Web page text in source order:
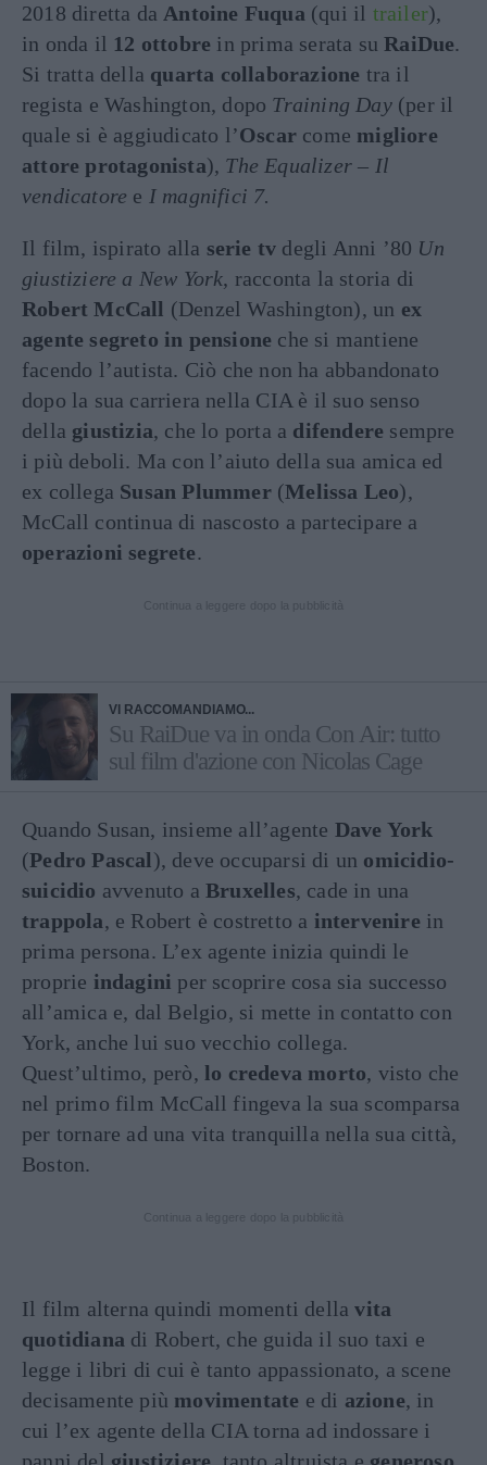
2018 diretta da Antoine Fuqua (qui il trailer),
in onda il 12 ottobre in prima serata suRaiDue.
Si tratta della quarta collaborazione tra il
regista e Washington, dopo Training Day (per il
quale si è aggiudicato l’Oscar come migliore
attore protagonista), The Equalizer – Il
vendicatore e I magnifici 7.
Il film, ispirato alla serie tv degli Anni ’80 Un
giustiziere a New York, racconta la storia di
Robert McCall (Denzel Washington), un ex
agente segreto in pensione che si mantiene
facendo l’autista. Ciò che non ha abbandonato
dopo la sua carriera nella CIA è il suo senso
della giustizia, che lo porta a difendere sempre
i più deboli. Ma con l’aiuto della sua amica ed
ex collega Susan Plummer(Melissa Leo),
McCall continua di nascosto a partecipare a
operazioni segrete.
VI RACCOMANDIAMO...
Su RaiDue va in onda Con Air: tutto
sul film d'azione con Nicolas Cage
Quando Susan, insieme all’agente Dave York
(Pedro Pascal), deve occuparsi di un omicidio-
suicidio avvenuto aBruxelles, cade in una
trappola, e Robert è costretto a intervenire in
prima persona. L’ex agente inizia quindi le
proprie indagini per scoprire cosa sia successo
all’amica e, dal Belgio, si mette in contatto con
York, anche lui suo vecchio collega.
Quest’ultimo, però, lo credeva morto, visto che
nel primo film McCall fingeva la sua scomparsa
per tornare ad una vita tranquilla nella sua città,
Boston.
Il film alterna quindi momenti dellavita
quotidiana di Robert, che guida il suo taxi e
legge i libri di cui è tanto appassionato, a scene
decisamente più movimentate e di azione, in
cui l’ex agente della CIA torna ad indossare i